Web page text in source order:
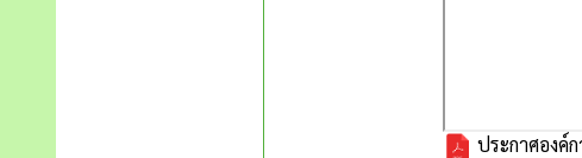
ประกาศองค์